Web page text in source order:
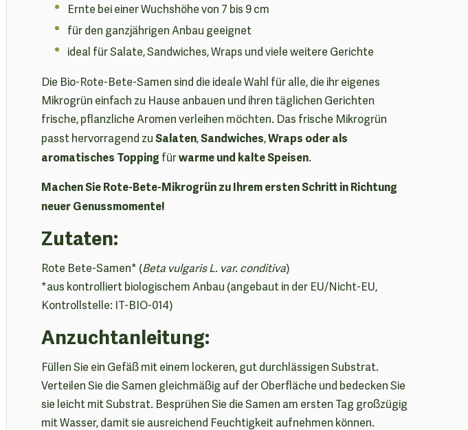
Ernte bei einer Wuchshöhe von 7 bis 9 cm
für den ganzjährigen Anbau geeignet
ideal für Salate, Sandwiches, Wraps und viele weitere Gerichte
Die Bio-Rote-Bete-Samen sind die ideale Wahl für alle, die ihr eigenes
Mikrogrün einfach zu Hause anbauen und ihren täglichen Gerichten
frische, pflanzliche Aromen verleihen möchten. Das frische Mikrogrün
passt hervorragend zuSalaten,Sandwiches,Wraps oder als
aromatisches Topping fürwarme und kalte Speisen.
Machen Sie Rote-Bete-Mikrogrün zu Ihrem ersten Schritt in Richtung
neuer Genussmomente!
Zutaten:
Rote Bete-Samen* (Beta vulgaris L. var. conditiva)
*aus kontrolliert biologischem Anbau (angebaut in der EU/Nicht-EU,
Kontrollstelle: IT-BIO-014)
Anzuchtanleitung:
Füllen Sie ein Gefäß mit einem lockeren, gut durchlässigen Substrat.
Verteilen Sie die Samen gleichmäßig auf der Oberfläche und bedecken Sie
sie leicht mit Substrat. Besprühen Sie die Samen am ersten Tag großzügig
mit Wasser, damit sie ausreichend Feuchtigkeit aufnehmen können.